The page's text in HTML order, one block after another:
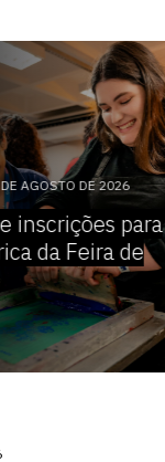
AGOSTO DE 2026
inscrições para
da Feira de